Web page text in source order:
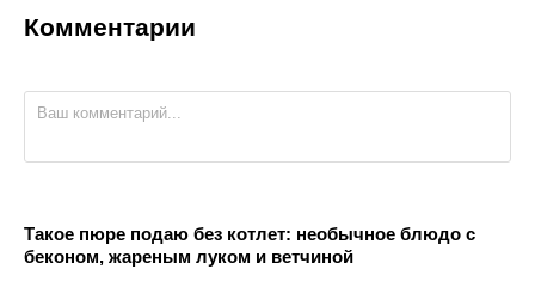
Комментарии
Такое пюре подаю без котлет: необычное блюдо с
беконом, жареным луком и ветчиной